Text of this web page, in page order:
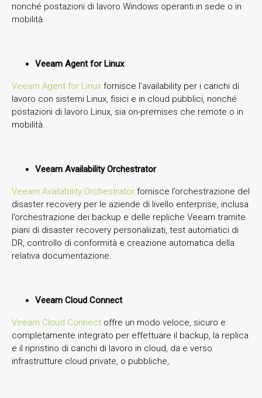
nonché postazioni di lavoro Windows operanti in sede o in
mobilità.
Veeam Agent for Linux
Veeam Agent for Linux fornisce l’availability per i carichi di
lavoro con sistemi Linux, fisici e in cloud pubblici, nonché
postazioni di lavoro Linux, sia on-premises che remote o in
mobilità.
Veeam Availability Orchestrator
Veeam Availability Orchestrator fornisce l’orchestrazione del
disaster recovery per le aziende di livello enterprise, inclusa
l’orchestrazione dei backup e delle repliche Veeam tramite
piani di disaster recovery personaliizati, test automatici di
DR, controllo di conformità e creazione automatica della
relativa documentazione.
Veeam Cloud Connect
Veeam Cloud Connect offre un modo veloce, sicuro e
completamente integrato per effettuare il backup, la replica
e il ripristino di carichi di lavoro in cloud, da e verso
infrastrutture cloud private, o pubbliche,.